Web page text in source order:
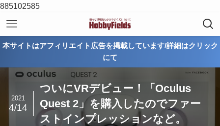
885102585
本サイトはアフィリエイト広告を掲載しています/詳細はクリック
にて
ついにVRデビュー！「Oculus
Quest 2」を購入したのでファー
ストインプレッションなど。
2021
4/14